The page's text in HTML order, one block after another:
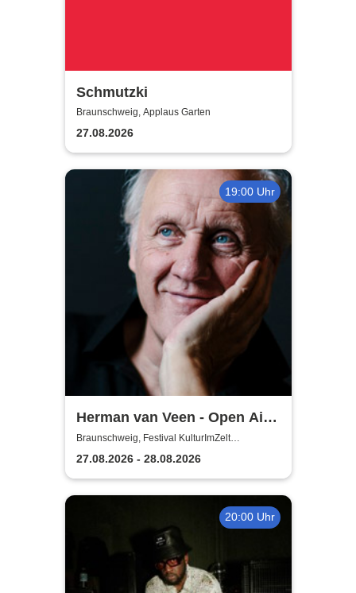
Schmutzki
Braunschweig, Applaus Garten
27.08.2026
19:00 Uhr
Herman van Veen - Open Air
2026
Braunschweig, Festival KulturImZelt
Braunschweig
27.08.2026 - 28.08.2026
20:00 Uhr